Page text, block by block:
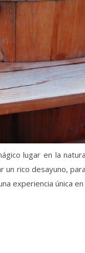
lugar en la
rico desayuno,
experiencia única